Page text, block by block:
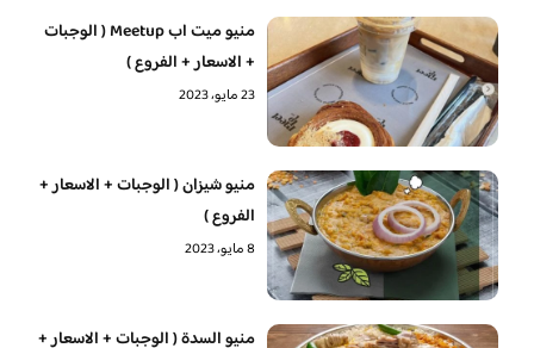
منيو ميت اب Meetup ( الوجبات
+ الاسعار + الفروع )
23 مايو، 2023
منيو شيزان ( الوجبات + الاسعار +
الفروع )
8 مايو، 2023
منيو السدة ( الوجبات + الاسعار +